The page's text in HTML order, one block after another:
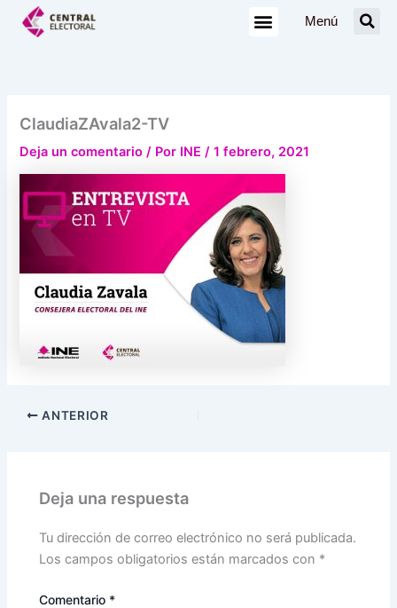
Menú
ClaudiaZAvala2-TV
Deja un comentario / Por INE/1 febrero, 2021
ANTERIOR
Deja una respuesta
Tu dirección de correo electrónico no será publicada.
Los campos obligatorios están marcados con *
Comentario *